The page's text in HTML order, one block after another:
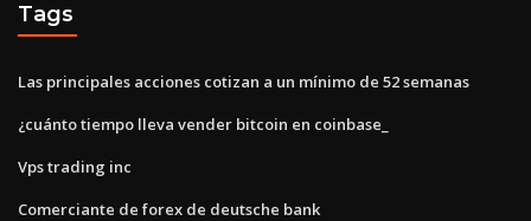
Tags
Las principales acciones cotizan a un mínimo de 52 semanas
¿cuánto tiempo lleva vender bitcoin en coinbase_
Vps trading inc
Comerciante de forex de deutsche bank